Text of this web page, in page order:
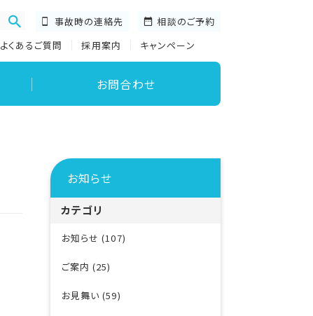
事故時の連絡先
相談のご予約
よくあるご質問 採用案内 キャンペーン
お問合わせ
お知らせ
カテゴリ
お知らせ (107)
ご案内 (25)
お見舞い (59)